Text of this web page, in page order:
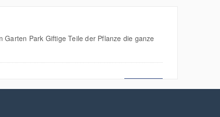
Garten Park Giftige Teile der Pflanze die ganze